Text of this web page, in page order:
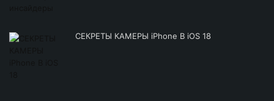
СЕКРЕТЫ КАМЕРЫ iPhone В iOS 18